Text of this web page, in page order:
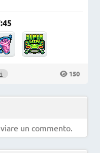
150
un commento.